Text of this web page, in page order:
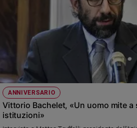
ANNIVERSARIO
Vittorio Bachelet, «Un uomo mite a
istituzioni»